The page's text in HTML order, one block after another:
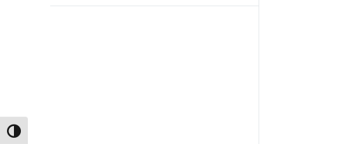
Attiva/disattiva alto contrasto